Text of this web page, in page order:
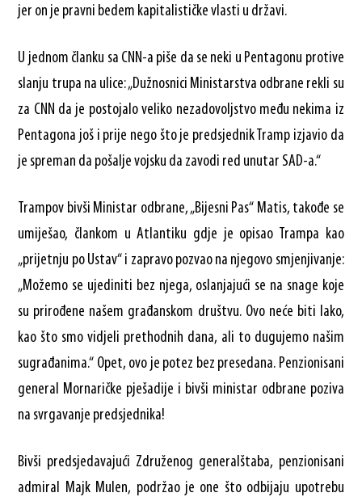
jer on je pravni bedem kapitalističke vlasti u državi.
U jednom članku sa CNN-a piše da se neki u Pentagonu protive
slanju trupa na ulice: „Dužnosnici Ministarstva odbrane rekli su
za CNN da je postojalo veliko nezadovoljstvo među nekima iz
Pentagona još i prije nego što je predsjednik Tramp izjavio da
je spreman da pošalje vojsku da zavodi red unutar SAD-a.“
Trampov bivši Ministar odbrane, „Bijesni Pas“ Matis, takođe se
umiješao, člankom u Atlantiku gdje je opisao Trampa kao
„prijetnju po Ustav“ i zapravo pozvao na njegovo smjenjivanje:
„Možemo se ujediniti bez njega, oslanjajući se na snage koje
su prirođene našem građanskom društvu. Ovo neće biti lako,
kao što smo vidjeli prethodnih dana, ali to dugujemo našim
sugrađanima.“ Opet, ovo je potez bez presedana. Penzionisani
general Mornaričke pješadije i bivši ministar odbrane poziva
na svrgavanje predsjednika!
Bivši predsjedavajući Združenog generalštaba, penzionisani
admiral Majk Mulen, podržao je one što odbijaju upotrebu